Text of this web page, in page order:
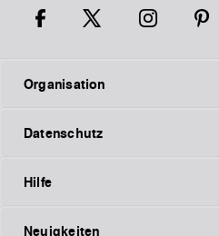
Organisation
Datenschutz
Hilfe
Neuigkeiten